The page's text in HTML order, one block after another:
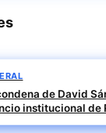
de David
institucional de